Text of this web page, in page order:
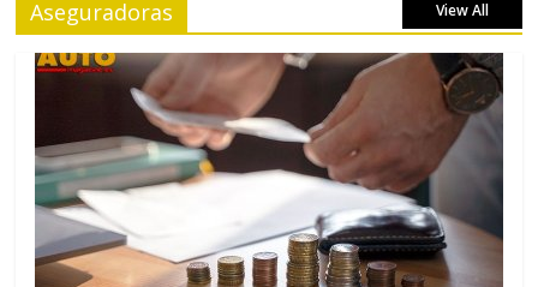
Aseguradoras View All